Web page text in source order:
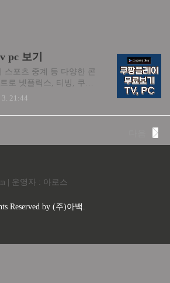
pc 보기
스포츠 중계 등 다양한 콘
로 넷플릭스, 티빙, 쿠팡
러스, 애플tv 등 굉장히
까지 지불해야 이용할 수
가격이죠. 하지만 이런 서
또는 무료 이용할 수 있는
법 쿠팡플레이는 영화,
등의 스포츠 중계까지 다
시청할 수 있는 쿠팡의 ot
3. 21:44
| 운영자 : 아로스
Reserved by (주)아백.